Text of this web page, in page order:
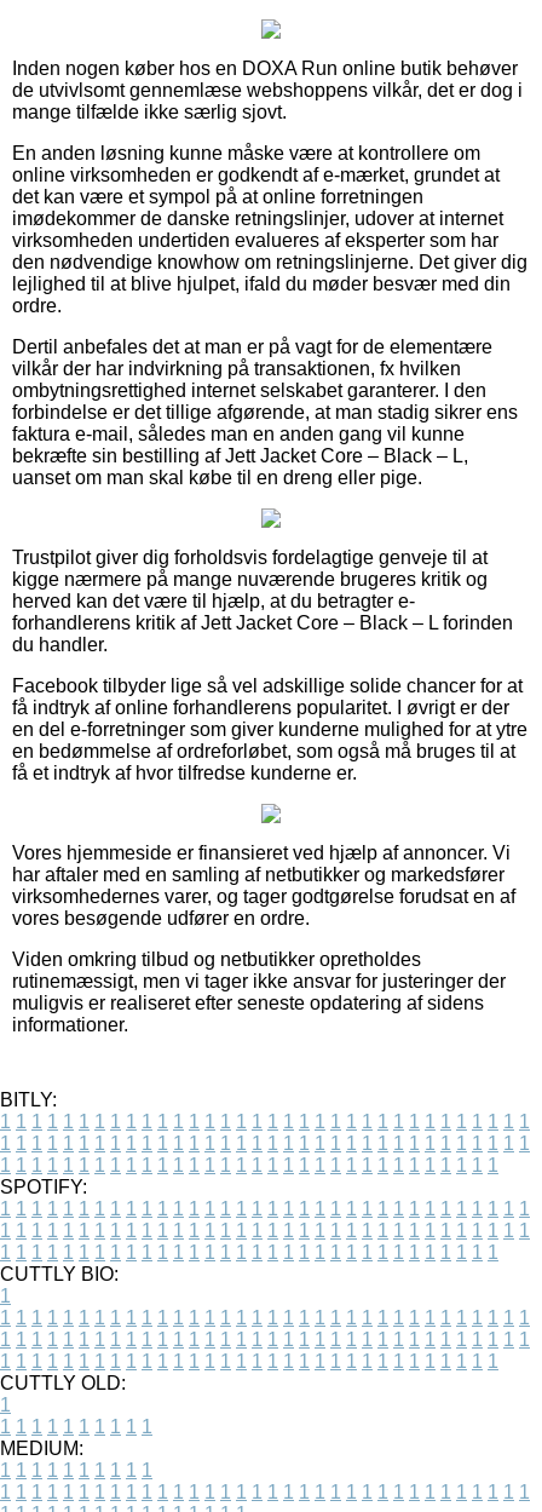
Inden nogen køber hos en DOXA Run online butik behøver
de utvivlsomt gennemlæse webshoppens vilkår, det er dog i
mange tilfælde ikke særlig sjovt.
En anden løsning kunne måske være at kontrollere om
online virksomheden er godkendt af e-mærket, grundet at
det kan være et sympol på at online forretningen
imødekommer de danske retningslinjer, udover at internet
virksomheden undertiden evalueres af eksperter som har
den nødvendige knowhow om retningslinjerne. Det giver dig
lejlighed til at blive hjulpet, ifald du møder besvær med din
ordre.
Dertil anbefales det at man er på vagt for de elementære
vilkår der har indvirkning på transaktionen, fx hvilken
ombytningsrettighed internet selskabet garanterer. I den
forbindelse er det tillige afgørende, at man stadig sikrer ens
faktura e-mail, således man en anden gang vil kunne
bekræfte sin bestilling af Jett Jacket Core – Black – L,
uanset om man skal købe til en dreng eller pige.
Trustpilot giver dig forholdsvis fordelagtige genveje til at
kigge nærmere på mange nuværende brugeres kritik og
herved kan det være til hjælp, at du betragter e-
forhandlerens kritik af Jett Jacket Core – Black – L forinden
du handler.
Facebook tilbyder lige så vel adskillige solide chancer for at
få indtryk af online forhandlerens popularitet. I øvrigt er der
en del e-forretninger som giver kunderne mulighed for at ytre
en bedømmelse af ordreforløbet, som også må bruges til at
få et indtryk af hvor tilfredse kunderne er.
Vores hjemmeside er finansieret ved hjælp af annoncer. Vi
har aftaler med en samling af netbutikker og markedsfører
virksomhedernes varer, og tager godtgørelse forudsat en af
vores besøgende udfører en ordre.
Viden omkring tilbud og netbutikker opretholdes
rutinemæssigt, men vi tager ikke ansvar for justeringer der
muligvis er realiseret efter seneste opdatering af sidens
informationer.
BITLY:
1 1 1 1 1 1 1 1 1 1 1 1 1 1 1 1 1 1 1 1 1 1 1 1 1 1 1 1 1 1 1 1 1 1
1 1 1 1 1 1 1 1 1 1 1 1 1 1 1 1 1 1 1 1 1 1 1 1 1 1 1 1 1 1 1 1 1 1
1 1 1 1 1 1 1 1 1 1 1 1 1 1 1 1 1 1 1 1 1 1 1 1 1 1 1 1 1 1 1 1
SPOTIFY:
1 1 1 1 1 1 1 1 1 1 1 1 1 1 1 1 1 1 1 1 1 1 1 1 1 1 1 1 1 1 1 1 1 1
1 1 1 1 1 1 1 1 1 1 1 1 1 1 1 1 1 1 1 1 1 1 1 1 1 1 1 1 1 1 1 1 1 1
1 1 1 1 1 1 1 1 1 1 1 1 1 1 1 1 1 1 1 1 1 1 1 1 1 1 1 1 1 1 1 1
CUTTLY BIO:
1
1 1 1 1 1 1 1 1 1 1 1 1 1 1 1 1 1 1 1 1 1 1 1 1 1 1 1 1 1 1 1 1 1 1
1 1 1 1 1 1 1 1 1 1 1 1 1 1 1 1 1 1 1 1 1 1 1 1 1 1 1 1 1 1 1 1 1 1
1 1 1 1 1 1 1 1 1 1 1 1 1 1 1 1 1 1 1 1 1 1 1 1 1 1 1 1 1 1 1 1
CUTTLY OLD:
1
1 1 1 1 1 1 1 1 1 1
MEDIUM:
1 1 1 1 1 1 1 1 1 1
1 1 1 1 1 1 1 1 1 1 1 1 1 1 1 1 1 1 1 1 1 1 1 1 1 1 1 1 1 1 1 1 1 1